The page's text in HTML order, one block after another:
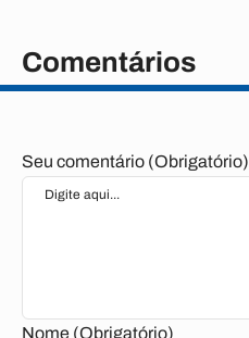
Comentários
Seu comentário (Obrigatório)
Nome (Obrigatório)